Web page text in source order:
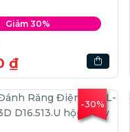
Giảm 30%
₫
-30%